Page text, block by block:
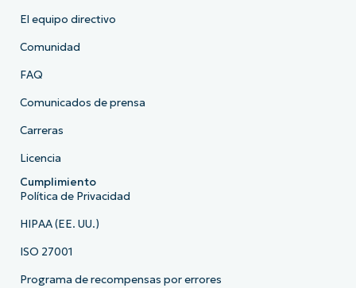
El equipo directivo
Comunidad
FAQ
Comunicados de prensa
Carreras
Licencia
Cumplimiento
Política de Privacidad
HIPAA (EE. UU.)
ISO 27001
Programa de recompensas por errores